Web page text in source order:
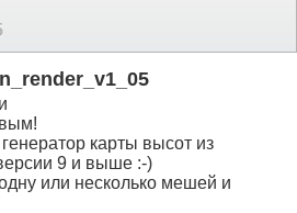
карты высот из
9 и выше :-)
или несколько мешей и